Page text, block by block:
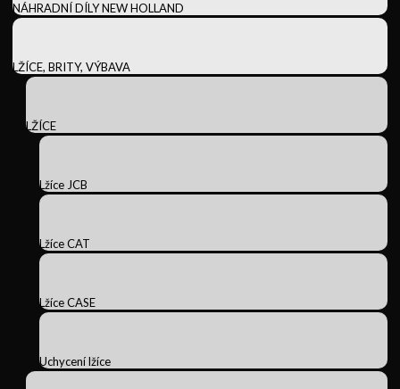
NÁHRADNÍ DÍLY NEW HOLLAND
LŽÍCE, BRITY, VÝBAVA
LŽÍCE
Lžíce JCB
Lžíce CAT
Lžíce CASE
Uchycení lžíce